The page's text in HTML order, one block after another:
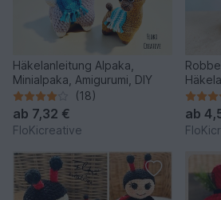
Häkelanleitung Alpaka,
Minialpaka, Amigurumi, DIY
(18)
ab 7,32 €
FloKicreative
DIY
ab